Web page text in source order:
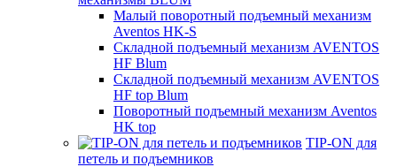
Малый поворотный подъемный механизм
Aventos HK-S
Складной подъемный механизм AVENTOS
HF Blum
Складной подъемный механизм AVENTOS
HF top Blum
Поворотный подъемный механизм Aventos
HK top
TIP-ON для
петель и подъемников